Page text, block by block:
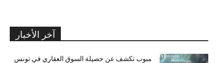
آخر الأخبار
مبوب تكشف عن حصيلة السوق العقاري في تونس